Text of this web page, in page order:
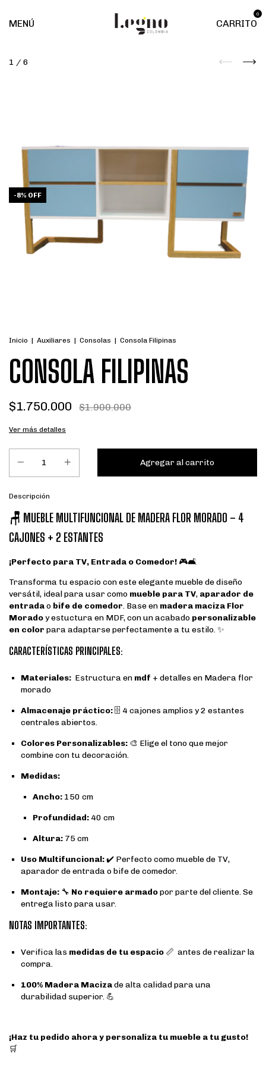
MENÚ CARRITO
0
1 / 6
-8% OFF
Inicio | Auxiliares | Consolas | Consola Filipinas
CONSOLA FILIPINAS
$1.750.000 $1.900.000
Ver más detalles
Descripción
🪑 MUEBLE MULTIFUNCIONAL DE MADERA FLOR MORADO – 4
CAJONES + 2 ESTANTES
¡Perfecto para TV, Entrada o Comedor! 🎮🛋️
Transforma tu espacio con este elegante mueble de diseño
versátil, ideal para usar como mueble para TV, aparador de
entradao bife de comedor. Base en madera maciza Flor
Moradoy estuctura en MDF, con un acabado personalizable
en color para adaptarse perfectamente a tu estilo. ✨
CARACTERÍSTICAS PRINCIPALES:
Materiales: Estructura en mdf + detalles en Madera flor
morado
Almacenaje práctico: 🗄️ 4 cajones amplios y 2 estantes
centrales abiertos.
Colores Personalizables: 🎨 Elige el tono que mejor
combine con tu decoración.
Medidas:
Ancho: 150 cm
Profundidad: 40 cm
Altura: 75 cm
Uso Multifuncional:✔️ Perfecto como mueble de TV,
aparador de entrada o bife de comedor.
Montaje: 🔧 No requiere armadopor parte del cliente. Se
entrega listo para usar.
NOTAS IMPORTANTES:
Verifica las medidas de tu espacio 📏 antes de realizar la
compra.
100% Madera Macizade alta calidad para una
durabilidad superior. 💪
¡Haz tu pedido ahora y personaliza tu mueble a tu gusto!
🛒